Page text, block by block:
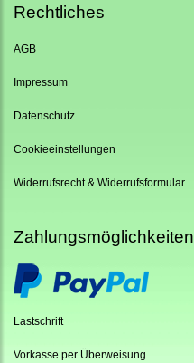
Rechtliches
AGB
Impressum
Datenschutz
Cookieeinstellungen
Widerrufsrecht & Widerrufsformular
Zahlungsmöglichkeiten
Lastschrift
Vorkasse per Überweisung